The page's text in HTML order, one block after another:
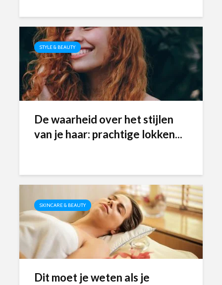
STYLE & BEAUTY
De waarheid over het stijlen
van je haar: prachtige lokken...
SKINCARE & BEAUTY
Dit moet je weten als je